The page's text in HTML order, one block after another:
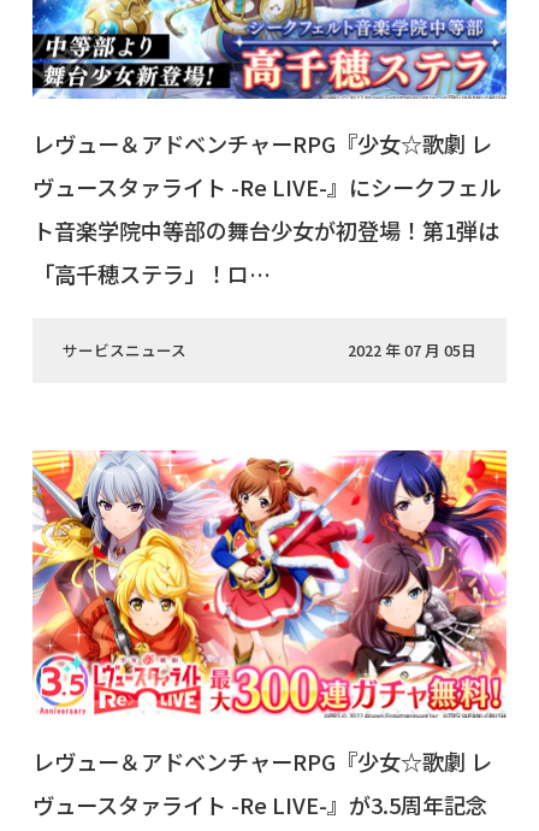
レヴュー＆アドベンチャーRPG『少女☆歌劇 レ
ヴュースタァライト -Re LIVE-』にシークフェル
ト音楽学院中等部の舞台少女が初登場！第1弾は
「高千穂ステラ」！ロ…
サービスニュース 2022 年 07 月 05日
レヴュー＆アドベンチャーRPG『少女☆歌劇 レ
ヴュースタァライト -Re LIVE-』が3.5周年記念